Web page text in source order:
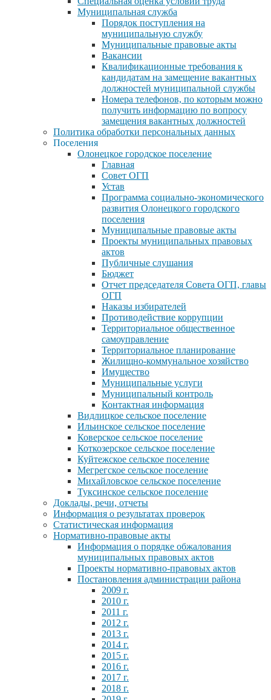
Муниципальная служба
Порядок поступления на
муниципальную службу
Муниципальные правовые акты
Вакансии
Квалификационные требования к
кандидатам на замещение вакантных
должностей муниципальной службы
Номера телефонов, по которым можно
получить информацию по вопросу
замещения вакантных должностей
Политика обработки персональных данных
Поселения
Олонецкое городское поселение
Главная
Совет ОГП
Устав
Программа социально-экономического
развития Олонецкого городского
поселения
Муниципальные правовые акты
Проекты муниципальных правовых
актов
Публичные слушания
Бюджет
Отчет председателя Совета ОГП, главы
ОГП
Наказы избирателей
Противодействие коррупции
Территориальное общественное
самоуправление
Территориальное планирование
Жилищно-коммунальное хозяйство
Имущество
Муниципальные услуги
Муниципальный контроль
Контактная информация
Видлицкое сельское поселение
Ильинское сельское поселение
Коверское сельское поселение
Коткозерское сельское поселение
Куйтежское сельское поселение
Мегрегское сельское поселение
Михайловское сельское поселение
Туксинское сельское поселение
Доклады, речи, отчеты
Информация о результатах проверок
Статистическая информация
Нормативно-правовые акты
Информация о порядке обжалования
муниципальных правовых актов
Проекты нормативно-правовых актов
Постановления администрации района
2009 г.
2010 г.
2011 г.
2012 г.
2013 г.
2014 г.
2015 г.
2016 г.
2017 г.
2018 г.